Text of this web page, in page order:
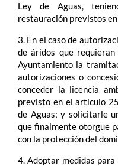
Ley de Aguas,
restauración previstos
3. En el caso de
de áridos que
Ayuntamiento la
autorizaciones o
conceder la licencia
previsto en el artículo
de Aguas; y solicitarle
que finalmente otorgue
con la protección del
4. Adoptar medidas